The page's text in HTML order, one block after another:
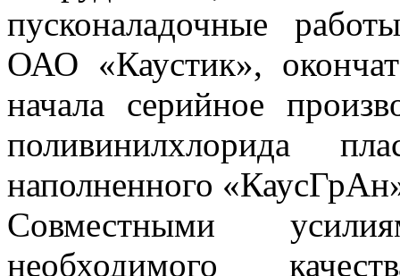
пусконаладочные
ОАО «Каустик»,
начала серийное
поливинилхлорида
наполненного
Совместными
необходимого